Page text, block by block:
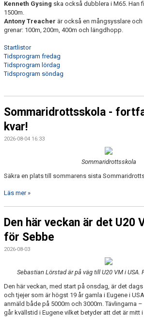
Kenneth Gysing ska också dubblera i M65. Han
1500m.
Antony Treacher är också en mångsysslare
grenar: 100m, 200m, 400m och längdhopp.
Startlistor
Tidsprogram fredag
Tidsprogram lördag
Tidsprogram söndag
Sommaridrottsskola -
kvar!
2026-08-04 16:33
Sommaridrottsskola
Säkra en plats till sommarens sista
Läs mer »
Den här veckan är det U20
för Sebbe
2026-08-03
Sebastian Lörstad är på väg till U20 VM i USA.
Den här veckan, med start på onsdag, är det
och tjejer som är högst 19 år gamla i Eugene i USA.
anmäld både på 5000m och 3000m. Tävlingarna
går kvällstid i Eugene vilket betyder att det är mitt i